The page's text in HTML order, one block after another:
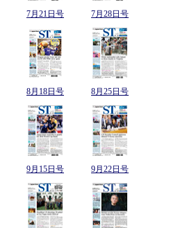
7月21日号 7月28日号
8月18日号 8月25日号
9月15日号 9月22日号